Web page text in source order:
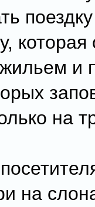
которая
и
на
на